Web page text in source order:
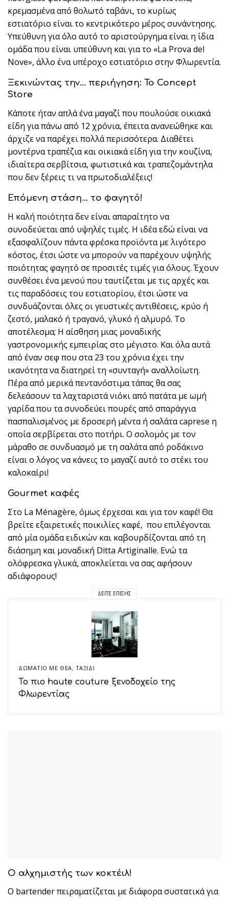
κρεμασμένα από θολωτό ταβάνι, το κυρίως
εστιατόριο είναι το κεντρικότερο μέρος συνάντησης.
Υπεύθυνη για όλο αυτό το αριστούργημα είναι η ίδια
ομάδα που είναι υπεύθυνη και για το «La Prova del
Nove», άλλο ένα υπέροχο εστιατόριο στην Φλωρεντία.
Ξεκινώντας την… περιήγηση: Το Concept
Store
Κάποτε ήταν απλά ένα μαγαζί που πουλούσε οικιακά
είδη για πάνω από 12 χρόνια, έπειτα ανανεώθηκε και
άρχιζε να παρέχει πολλά περισσότερα. Διαθέτει
μοντέρνα τραπέζια και οικιακά είδη για την κουζίνα,
ιδιαίτερα σερβίτσια, φωτιστικά και τραπεζομάντηλα
που δεν ξέρεις τι να πρωτοδιαλέξεις!
Επόμενη στάση… το φαγητό!
Η καλή ποιότητα δεν είναι απαραίτητο να
συνοδεύεται από υψηλές τιμές. Η ιδέα εδώ είναι να
εξασφαλίζουν πάντα φρέσκα προϊόντα με λιγότερο
κόστος, έτσι ώστε να μπορούν να παρέχουν υψηλής
ποιότητας φαγητό σε προσιτές τιμές για όλους. Έχουν
συνθέσει ένα μενού που ταυτίζεται με τις αρχές και
τις παραδόσεις του εστιατορίου, έτσι ώστε να
συνδυάζονται όλες οι γευστικές αντιθέσεις, κρύο ή
ζεστό, μαλακό ή τραγανό, γλυκό ή αλμυρό. Το
αποτέλεσμα; Η αίσθηση μιας μοναδικής
γαστρονομικής εμπειρίας στο μέγιστο. Και όλα αυτά
από έναν σεφ που στα 23 του χρόνια έχει την
ικανότητα να διατηρεί τη «συνταγή» αναλλοίωτη.
Πέρα από μερικά πεντανόστιμα τάπας θα σας
δελεάσουν τα λαχταριστά νιόκι από πατάτα με ωμή
γαρίδα που τα συνοδεύει πουρές από σπαράγγια
πασπαλισμένος με δροσερή μέντα ή σαλάτα caprese η
οποία σερβίρεται στο ποτήρι. Ο σολομός με τον
μάραθο σε συνδυασμό με τη σαλάτα από ροδάκινο
είναι ο λόγος να κάνεις το μαγαζί αυτό το στέκι του
καλοκαίρι!
Gourmet καφές
Στο La Μénagère, όμως έρχεσαι και για τον καφέ! Θα
βρείτε εξαιρετικές ποικιλίες καφέ, που επιλέγονται
από μία ομάδα ειδικών και καβουρδίζονται από τη
διάσημη και μοναδική Ditta Artiginalle. Ενώ τα
ολόφρεσκα γλυκά, αποκλείεται να σας αφήσουν
αδιάφορους!
ΔΕΊΤΕ ΕΠΊΣΗΣ
ΔΩΜΆΤΙΟ ΜΕ ΘΈΑ, ΤΑΞΙΔΙ
Το πιο haute couture ξενοδοχείο της
Φλωρεντίας
Ο αλχημιστής των κοκτέιλ!
Ο bartender πειραματίζεται με διάφορα συστατικά για